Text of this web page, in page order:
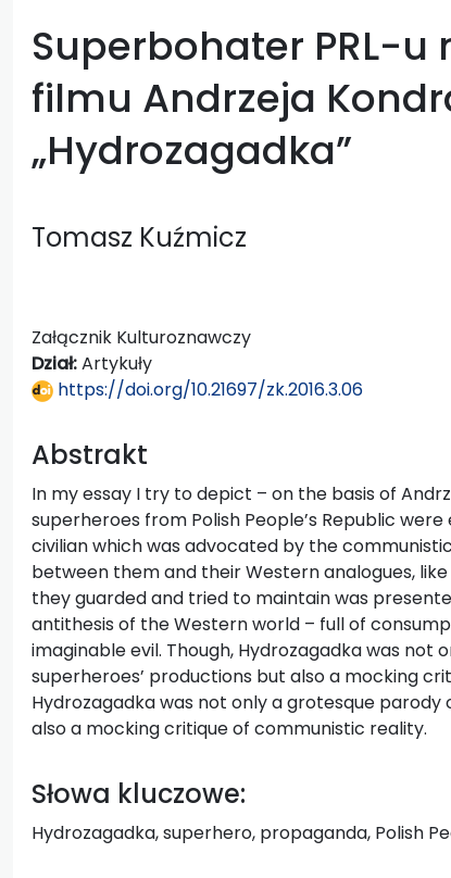
Superbohater PRL-u
filmu Andrzeja
„Hydrozagadka”
Tomasz Kuźmicz
Załącznik Kulturoznawczy
Dział:Artykuły
https://doi.org/10.21697/zk.2016.3.06
Abstrakt
In my essay I try to depict – on the basis of
superheroes from Polish People’s Republic
civilian which was advocated by the
between them and their Western analogues,
they guarded and tried to maintain was
antithesis of the Western world – full of
imaginable evil. Though, Hydrozagadka was
superheroes’ productions but also a mocking
Hydrozagadka was not only a grotesque
also a mocking critique of communistic reality.
Słowa kluczowe:
Hydrozagadka, superhero, propaganda, Polish